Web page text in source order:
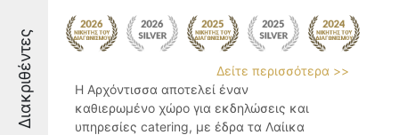
Διακριθέντες
Δείτε περισσότερα >>
Η Αρχόντισσα αποτελεί έναν
καθιερωμένο χώρο για εκδηλώσεις και
υπηρεσίες catering, με έδρα τα Λαίικα